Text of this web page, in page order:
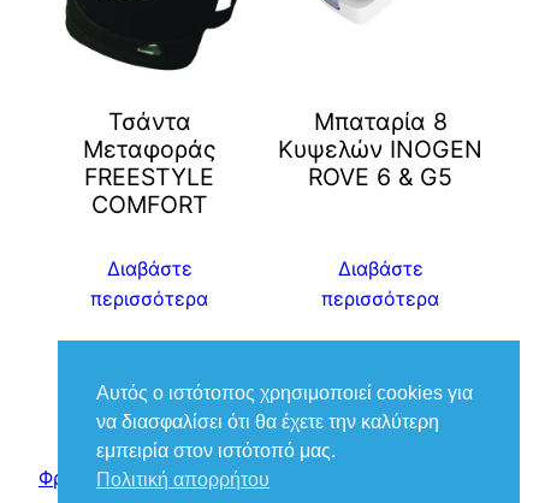
Τσάντα
Μεταφοράς
FREESTYLE
COMFORT
Διαβάστε
περισσότερα
Μπαταρία 8
Κυψελών INOGEN
ROVE 6 & G5
Διαβάστε
περισσότερα
Φροντίδα Ιατρικά – Βούκιας Βασίλειος
Αυτός ο ιστότοπος χρησιμοποιεί cookies για
να διασφαλίσει ότι θα έχετε την καλύτερη
εμπειρία στον ιστότοπό μας.
Πολιτική απορρήτου